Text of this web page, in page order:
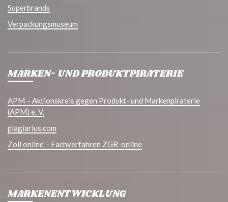
Superbrands
Verpackungsmuseum
MARKEN- UND PRODUKTPIRATERIE
APM – Aktionskreis gegen Produkt- und Markenpiraterie
(APM) e. V.
plagiarius.com
Zoll online – Fachverfahren ZGR-online
MARKENENTWICKLUNG